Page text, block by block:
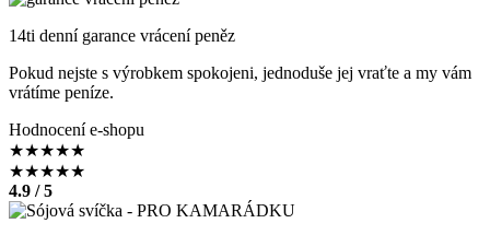
14ti denní garance vrácení peněz
Pokud nejste s výrobkem spokojeni, jednoduše jej vraťte a my vám
vrátíme peníze.
Hodnocení e-shopu
★★★★★
★★★★★
4.9 / 5